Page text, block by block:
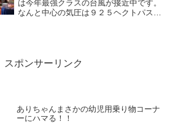
は今年最強クラスの台風が接近中です。
なんと中心の気圧は９２５ヘクトパスカ
スポンサーリンク
ありちゃんまさかの幼児用乗り物コーナ
ーにハマる！！